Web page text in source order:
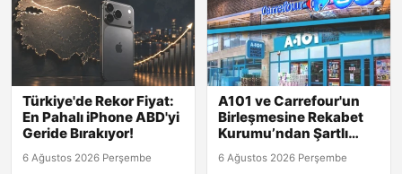
Türkiye'de Rekor Fiyat:
En Pahalı iPhone ABD'yi
Geride Bırakıyor!
6 Ağustos 2026 Perşembe
A101 ve Carrefour'un
Birleşmesine Rekabet
Kurumu’ndan Şartlı
6 Ağustos 2026 Perşembe